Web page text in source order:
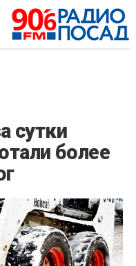
сутки
более